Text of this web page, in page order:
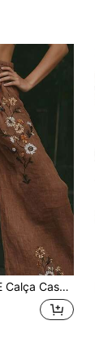
com Cordão e Estampa Floral Tipo Linho